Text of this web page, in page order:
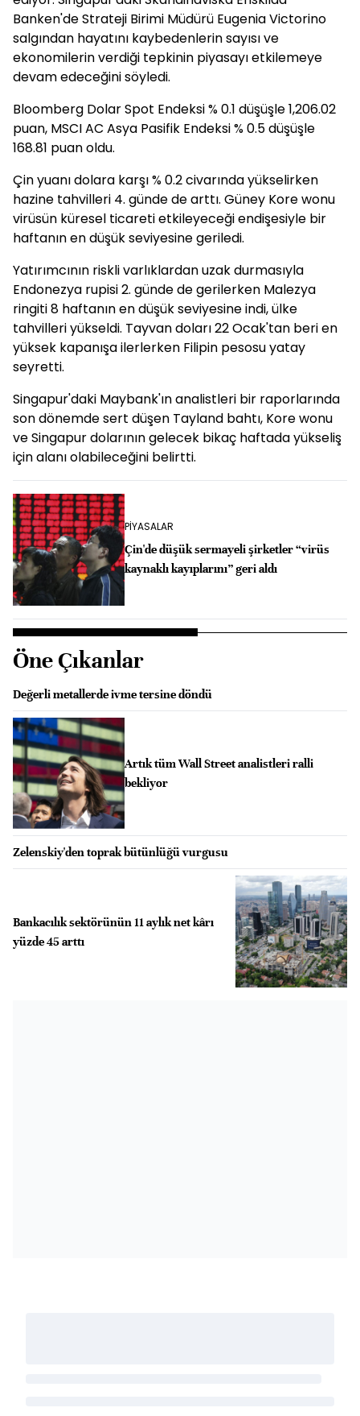
Banken'de Strateji Birimi Müdürü Eugenia Victorino
salgından hayatını kaybedenlerin sayısı ve
ekonomilerin verdiği tepkinin piyasayı etkilemeye
devam edeceğini söyledi.
Bloomberg Dolar Spot Endeksi % 0.1 düşüşle 1,206.02
puan, MSCI AC Asya Pasifik Endeksi % 0.5 düşüşle
168.81 puan oldu.
Çin yuanı dolara karşı % 0.2 civarında yükselirken
hazine tahvilleri 4. günde de arttı. Güney Kore wonu
virüsün küresel ticareti etkileyeceği endişesiyle bir
haftanın en düşük seviyesine geriledi.
Yatırımcının riskli varlıklardan uzak durmasıyla
Endonezya rupisi 2. günde de gerilerken Malezya
ringiti 8 haftanın en düşük seviyesine indi, ülke
tahvilleri yükseldi. Tayvan doları 22 Ocak'tan beri en
yüksek kapanışa ilerlerken Filipin pesosu yatay
seyretti.
Singapur'daki Maybank'ın analistleri bir raporlarında
son dönemde sert düşen Tayland bahtı, Kore wonu
ve Singapur dolarının gelecek bikaç haftada yükseliş
için alanı olabileceğini belirtti.
PİYASALAR
Çin'de düşük sermayeli şirketler “virüs
kaynaklı kayıplarını” geri aldı
Öne Çıkanlar
Değerli metallerde ivme tersine döndü
Artık tüm Wall Street analistleri ralli
bekliyor
Zelenskiy'den toprak bütünlüğü vurgusu
Bankacılık sektörünün 11 aylık net kârı
yüzde 45 arttı